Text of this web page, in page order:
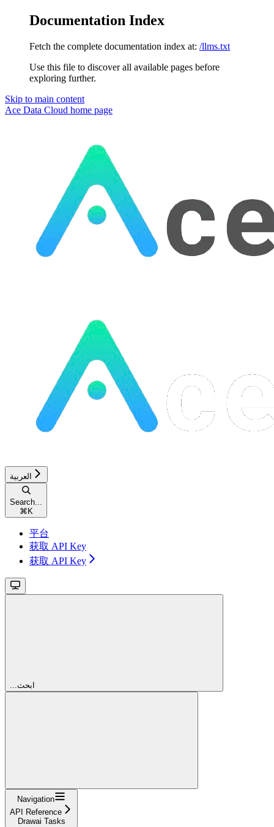
Documentation Index
Fetch the complete documentation index at: /llms.txt
Use this file to discover all available pages before
exploring further.
Skip to main content
Ace Data Cloud home page
العربية
Search...
⌘ K
平台
获取 API Key
获取 API Key
...ابحث
Navigation
API Reference
Drawai Tasks